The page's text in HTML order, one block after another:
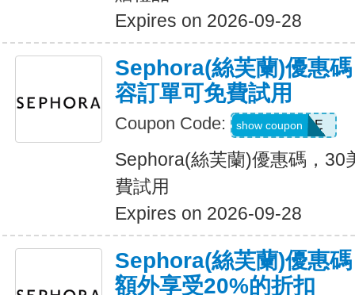
Expires on 2026-09-28
Sephora(絲芙蘭)優惠
容訂單可免費試用
Coupon Code: SKINSURGE
show coupon
Sephora(絲芙蘭)優惠碼，30
費試用
Expires on 2026-09-28
Sephora(絲芙蘭)優惠
額外享受20%的折扣